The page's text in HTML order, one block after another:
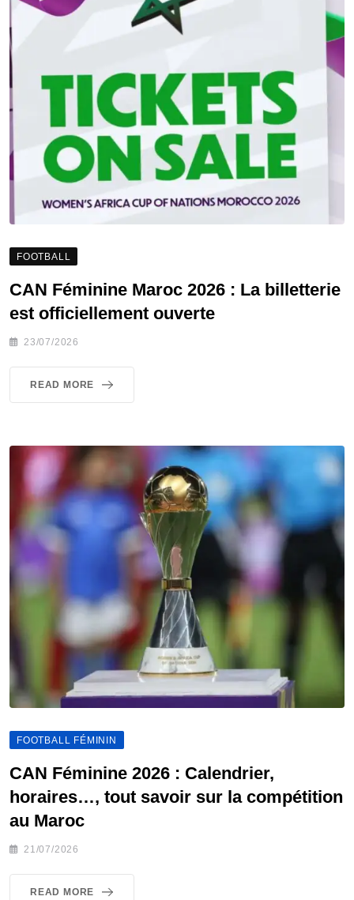
FOOTBALL
CAN Féminine Maroc 2026 : La billetterie
est officiellement ouverte
23/07/2026
READ MORE
FOOTBALL FÉMININ
CAN Féminine 2026 : Calendrier,
horaires…, tout savoir sur la compétition
au Maroc
21/07/2026
READ MORE